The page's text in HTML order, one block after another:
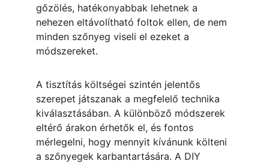
gőzölés, hatékonyabbak lehetnek a
nehezen eltávolítható foltok ellen, de nem
minden szőnyeg viseli el ezeket a
módszereket.
A tisztítás költségei szintén jelentős
szerepet játszanak a megfelelő technika
kiválasztásában. A különböző módszerek
eltérő árakon érhetők el, és fontos
mérlegelni, hogy mennyit kívánunk költeni
a szőnyegek karbantartására. A DIY